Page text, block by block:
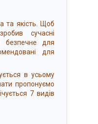
та якість. Щоб
сучасні
безпечне для
для
в усьому
пропонуємо
7 видів